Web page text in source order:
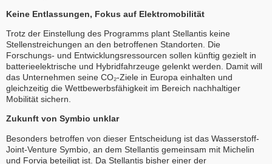
Keine Entlassungen, Fokus auf Elektromobilität
Trotz der Einstellung des Programms plant Stellantis keine
Stellenstreichungen an den betroffenen Standorten. Die
Forschungs- und Entwicklungsressourcen sollen künftig gezielt in
batterieelektrische und Hybridfahrzeuge gelenkt werden. Damit will
das Unternehmen seine CO₂-Ziele in Europa einhalten und
gleichzeitig die Wettbewerbsfähigkeit im Bereich nachhaltiger
Mobilität sichern.
Zukunft von Symbio unklar
Besonders betroffen von dieser Entscheidung ist das Wasserstoff-
Joint-Venture Symbio, an dem Stellantis gemeinsam mit Michelin
und Forvia beteiligt ist. Da Stellantis bisher einer der